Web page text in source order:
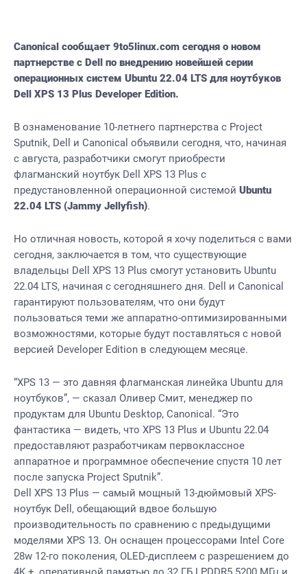
Canonical сообщает 9to5linux.com сегодня о новом
партнерстве с Dell по внедрению новейшей серии
операционных систем Ubuntu 22.04 LTS для ноутбуков
Dell XPS 13 Plus Developer Edition.
В ознаменование 10-летнего партнерства с Project
Sputnik, Dell и Canonical объявили сегодня, что, начиная
с августа, разработчики смогут приобрести
флагманский ноутбук Dell XPS 13 Plus с
предустановленной операционной системой Ubuntu
22.04 LTS (Jammy Jellyfish).
Но отличная новость, которой я хочу поделиться с вами
сегодня, заключается в том, что существующие
владельцы Dell XPS 13 Plus смогут установить Ubuntu
22.04 LTS, начиная с сегодняшнего дня. Dell и Canonical
гарантируют пользователям, что они будут
пользоваться теми же аппаратно-оптимизированными
возможностями, которые будут поставляться с новой
версией Developer Edition в следующем месяце.
“XPS 13 — это давняя флагманская линейка Ubuntu для
ноутбуков”, — сказал Оливер Смит, менеджер по
продуктам для Ubuntu Desktop, Canonical. “Это
фантастика — видеть, что XPS 13 Plus и Ubuntu 22.04
предоставляют разработчикам первоклассное
аппаратное и программное обеспечение спустя 10 лет
после запуска Project Sputnik”.
Dell XPS 13 Plus — самый мощный 13-дюймовый XPS-
ноутбук Dell, обещающий вдвое большую
производительность по сравнению с предыдущими
моделями XPS 13. Он оснащен процессорами Intel Core
28w 12-го поколения, OLED-дисплеем с разрешением до